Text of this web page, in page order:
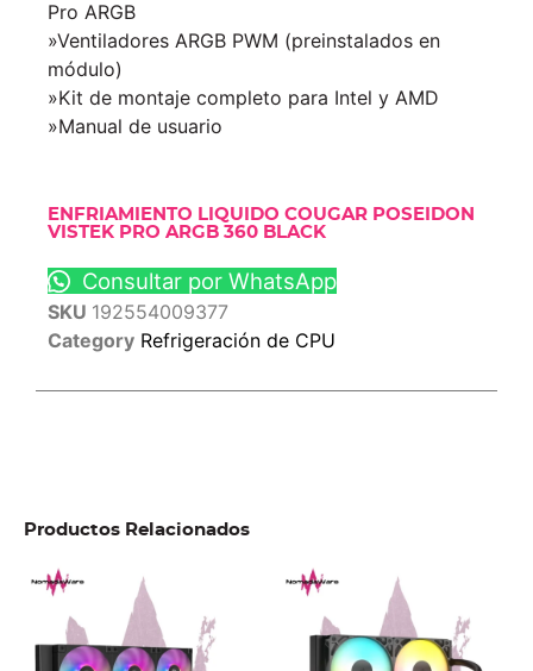
Pro ARGB
»Ventiladores ARGB PWM (preinstalados en
módulo)
»Kit de montaje completo para Intel y AMD
»Manual de usuario
ENFRIAMIENTO LIQUIDO COUGAR POSEIDON
VISTEK PRO ARGB 360 BLACK
Consultar por WhatsApp
SKU 192554009377
Category Refrigeración de CPU
Productos Relacionados